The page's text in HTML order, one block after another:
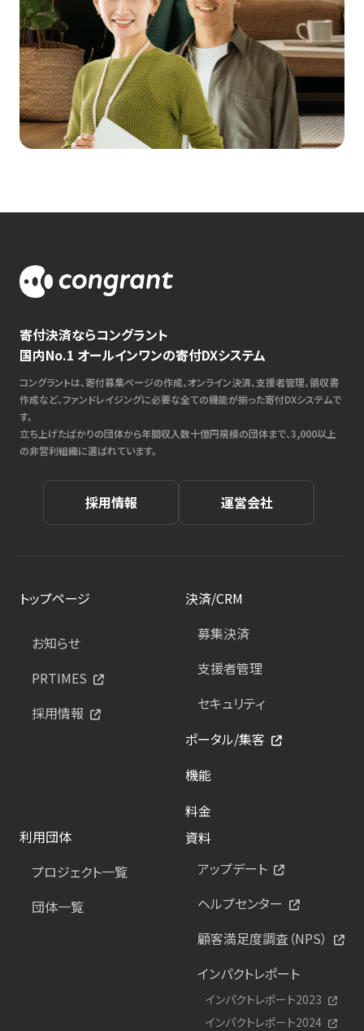
寄付決済ならコングラント
国内No.1 オールインワンの寄付DXシステム
コングラントは、寄付募集ページの作成、オンライン決済、支援者管理、領収書
作成など、ファンドレイジングに必要な全ての機能が揃った寄付DXシステムで
す。
立ち上げたばかりの団体から年間収入数十億円規模の団体まで、3,000以上
の非営利組織に選ばれています。
採用情報 運営会社
トップページ
お知らせ
PRTIMES
採用情報
決済/CRM
募集決済
支援者管理
セキュリティ
ポータル/集客
機能
料金
利用団体
プロジェクト一覧
団体一覧
資料
アップデート
ヘルプセンター
顧客満足度調査（NPS）
インパクトレポート
インパクトレポート2023
インパクトレポート2024